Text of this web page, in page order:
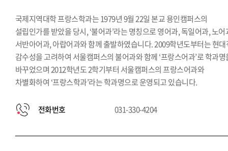
국제지역대학 프랑스학과는 1979년 9월 22일 본교 용인캠퍼스의
설립인가를 받았을 당시, ‘불어과’라는 명칭으로 영어과, 독일어과, 노어
서반아어과, 아랍어과와 함께 출발하였습니다. 2009학년도부터는 현대
감수성을 고려하여 서울캠퍼스의 불어과와 함께 ‘프랑스어과’로 학과명
바꾸었으며 2012학년도 2학기부터 서울캠퍼스의 프랑스어과와
차별화하여 ‘프랑스학과’라는 학과명으로 운영되고 있습니다.
전화번호 031-330-4204